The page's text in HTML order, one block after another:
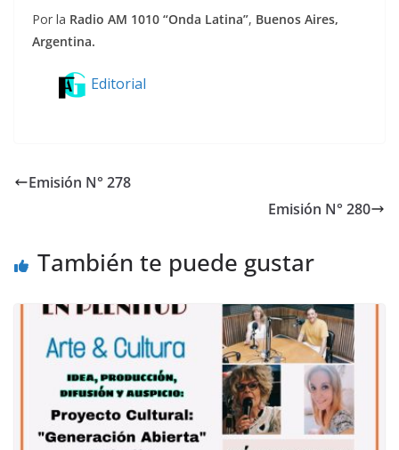
Por la Radio AM 1010 “Onda Latina”, Buenos Aires,
Argentina.
Editorial
Emisión N° 278
Emisión N° 280
También te puede gustar